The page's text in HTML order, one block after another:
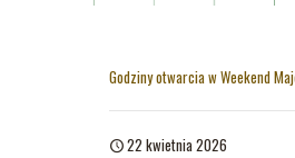
Godziny otwarcia w Weekend
22 kwietnia 2026